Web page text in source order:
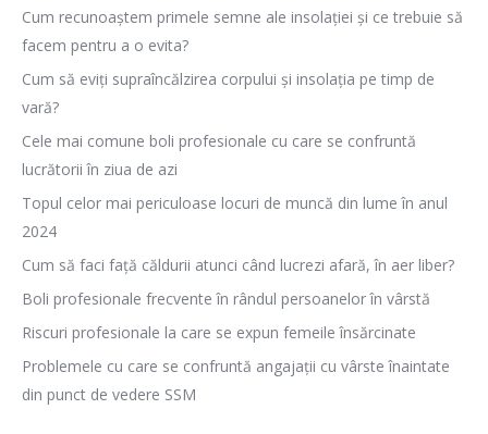
Cum recunoaștem primele semne ale insolației și ce trebuie să
facem pentru a o evita?
Cum să eviți supraîncălzirea corpului și insolația pe timp de
vară?
Cele mai comune boli profesionale cu care se confruntă
lucrătorii în ziua de azi
Topul celor mai periculoase locuri de muncă din lume în anul
2024
Cum să faci față căldurii atunci când lucrezi afară, în aer liber?
Boli profesionale frecvente în rândul persoanelor în vârstă
Riscuri profesionale la care se expun femeile însărcinate
Problemele cu care se confruntă angajații cu vârste înaintate
din punct de vedere SSM